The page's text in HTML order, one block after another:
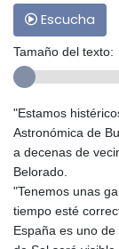
Escucha
Tamaño del texto:
"Estamos
Astronómica de
a decenas de
Belorado.
"Tenemos unas
tiempo esté
España es uno